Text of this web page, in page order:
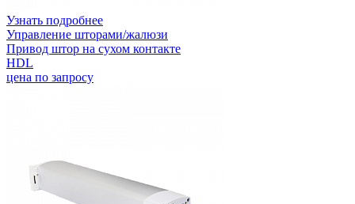
Узнать подробнее
Управление шторами/жалюзи
Привод штор на сухом контакте
HDL
цена по запросу